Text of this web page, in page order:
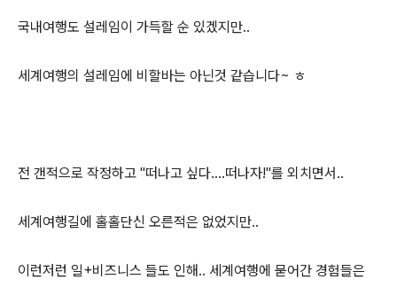
국내여행도 설레임이 가득할 순 있겠지만..
세계여행의 설레임에 비할바는 아닌것 같습니다~ ㅎ
전 갠적으로 작정하고 "떠나고 싶다....떠나자!"를 외치면서..
세계여행길에 홀홀단신 오른적은 없었지만..
이런저런 일+비즈니스 들도 인해.. 세계여행에 묻어간 경험들은